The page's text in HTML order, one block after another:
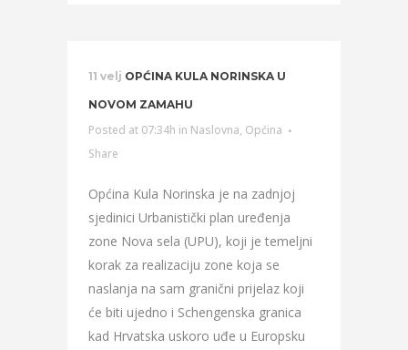
11 velj OPĆINA KULA NORINSKA U
NOVOM ZAMAHU
Posted at 07:34h in Naslovna, Općina
Share
Općina Kula Norinska je na zadnjoj
sjedinici Urbanistički plan uređenja
zone Nova sela (UPU), koji je temeljni
korak za realizaciju zone koja se
naslanja na sam granični prijelaz koji
će biti ujedno i Schengenska granica
kad Hrvatska uskoro uđe u Europsku